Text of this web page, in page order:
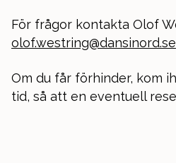
För frågor kontakta Olof
olof.westring@dansinord.se
Om du får förhinder, kom
tid, så att en eventuell